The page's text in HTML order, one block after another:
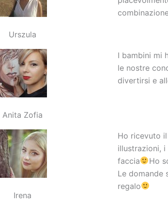
Urszula
Anita Zofia
I bambini mi
le nostre
divertirsi e
Irena
Ho ricevuto
illustrazioni,
faccia
Ho
Le domande
regalo